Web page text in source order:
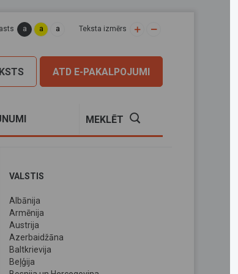
a a a Teksta izmērs
ATD E-PAKALPOJUMI
MEKLĒT
VALSTIS
Albānija
Armēnija
Austrija
Azerbaidžāna
Baltkrievija
Beļģija